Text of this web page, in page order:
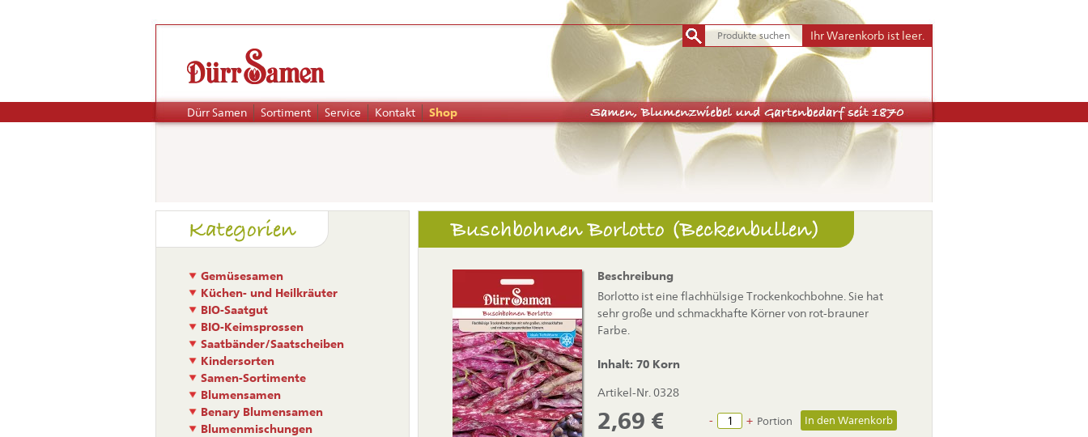
Navigation
überspringen
Dürr Samen Sortiment Service Kontakt Shop
Ihr Warenkorb ist leer.
Buschbohnen Borlotto (Beckenbullen)
Beschreibung
Borlotto ist eine flachhülsige Trockenkochbohne. Sie hat
sehr große und schmackhafte Körner von rot-brauner
Farbe.
Inhalt: 70 Korn
Artikel-Nr. 0328
2,69 € - + Portion
Kategorien
Gemüsesamen
Küchen- und Heilkräuter
BIO-Saatgut
BIO-Keimsprossen
Saatbänder/Saatscheiben
Kindersorten
Samen-Sortimente
Blumensamen
Benary Blumensamen
Blumenmischungen